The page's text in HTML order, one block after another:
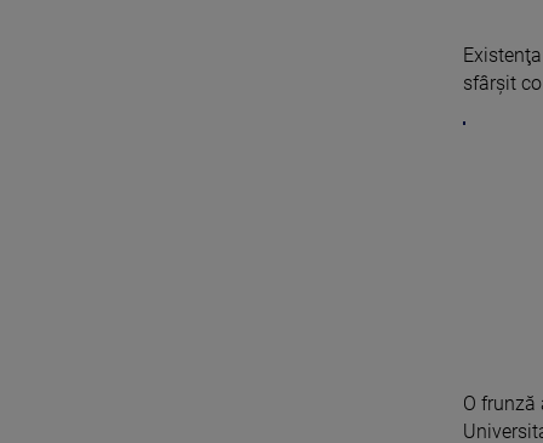
sfârşit
O frunză